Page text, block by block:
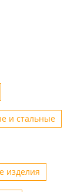
и стальные
изделия